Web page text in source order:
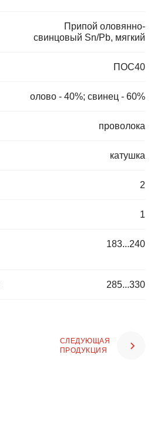
Припой оловянно-
свинцовый Sn/Pb, мягкий
ПОС40
олово - 40%; свинец - 60%
проволока
катушка
2
1
183...240
285...330
СЛЕДУЮЩАЯ
ПРОДУКЦИЯ